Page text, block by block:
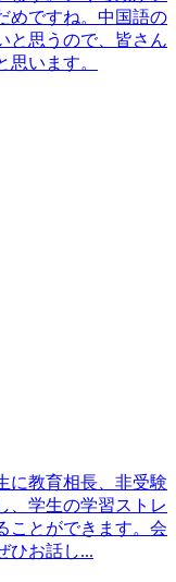
めですね。中国語の
と思うので、皆さん
います。
に教育相長、非受験
、学生の学習ストレ
ことができます。会
ひお話し...